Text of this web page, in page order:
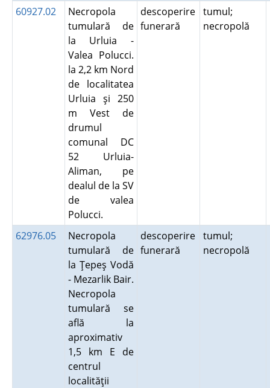
60927.02
Necropola
tumulară de
la Urluia -
Valea Polucci.
la 2,2 km Nord
de localitatea
Urluia şi 250
m Vest de
drumul
comunal DC
52 Urluia-
Aliman, pe
dealul de la SV
de valea
Polucci.
descoperire
funerară
tumul;
necropolă
62976.05
Necropola
tumulară de
la Ţepeş Vodă
- Mezarlik Bair.
Necropola
tumulară se
află la
aproximativ
1,5 km E de
centrul
localităţii
descoperire
funerară
tumul;
necropolă